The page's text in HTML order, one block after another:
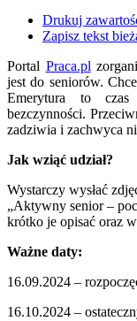
Drukuj
Zapisz tekst
Portal Praca.pl
jest do seniorów.
Emerytura to
bezczynności.
zadziwia i zachwyca
Jak wziąć udział?
Wystarczy wysłać
„Aktywny senior –
krótko je opisać oraz
Ważne daty:
16.09.2024 –
16.10.2024 –